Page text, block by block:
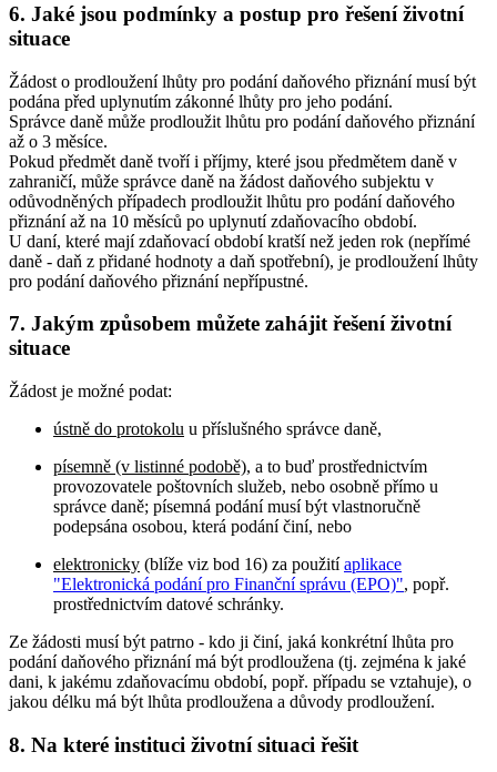
6. Jaké jsou podmínky a postup pro řešení životní
situace
Žádost o prodloužení lhůty pro podání daňového přiznání musí být
podána před uplynutím zákonné lhůty pro jeho podání.
Správce daně může prodloužit lhůtu pro podání daňového přiznání
až o 3 měsíce.
Pokud předmět daně tvoří i příjmy, které jsou předmětem daně v
zahraničí, může správce daně na žádost daňového subjektu v
odůvodněných případech prodloužit lhůtu pro podání daňového
přiznání až na 10 měsíců po uplynutí zdaňovacího období.
U daní, které mají zdaňovací období kratší než jeden rok (nepřímé
daně - daň z přidané hodnoty a daň spotřební), je prodloužení lhůty
pro podání daňového přiznání nepřípustné.
7. Jakým způsobem můžete zahájit řešení životní
situace
Žádost je možné podat:
ústně do protokolu u příslušného správce daně,
písemně (v listinné podobě), a to buď prostřednictvím
provozovatele poštovních služeb, nebo osobně přímo u
správce daně; písemná podání musí být vlastnoručně
podepsána osobou, která podání činí, nebo
elektronicky (blíže viz bod 16) za použitíaplikace
"Elektronická podání pro Finanční správu (EPO)", popř.
prostřednictvím datové schránky.
Ze žádosti musí být patrno - kdo ji činí, jaká konkrétní lhůta pro
podání daňového přiznání má být prodloužena (tj. zejména k jaké
dani, k jakému zdaňovacímu období, popř. případu se vztahuje), o
jakou délku má být lhůta prodloužena a důvody prodloužení.
8. Na které instituci životní situaci řešit